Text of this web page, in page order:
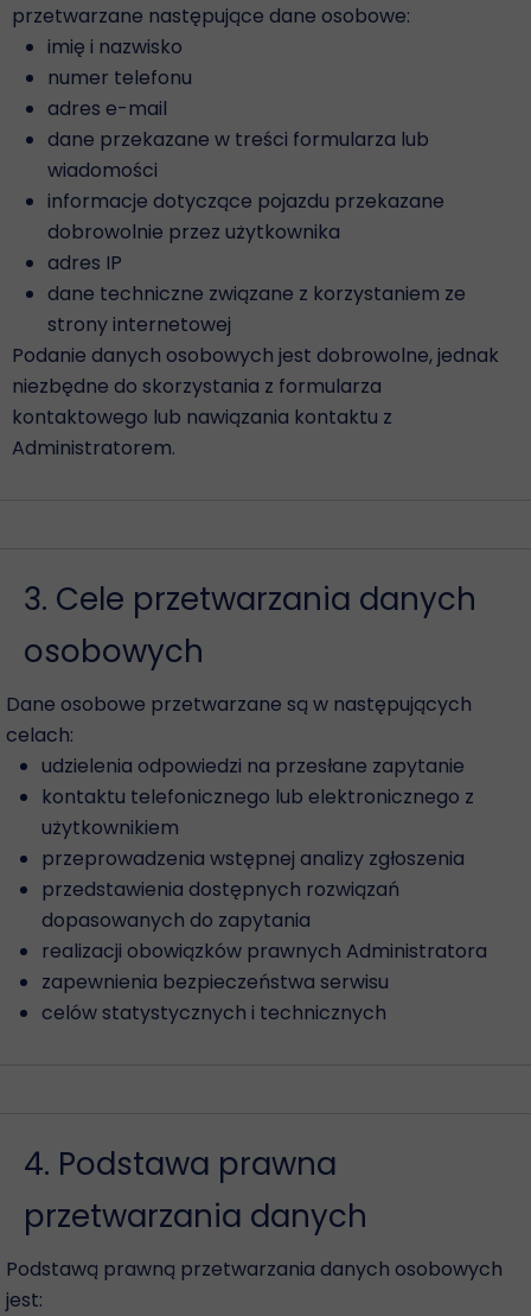
przetwarzane następujące dane osobowe:
imię i nazwisko
numer telefonu
adres e-mail
dane przekazane w treści formularza lub
wiadomości
informacje dotyczące pojazdu przekazane
dobrowolnie przez użytkownika
adres IP
dane techniczne związane z korzystaniem ze
strony internetowej
Podanie danych osobowych jest dobrowolne, jednak
niezbędne do skorzystania z formularza
kontaktowego lub nawiązania kontaktu z
Administratorem.
Podstawą prawną przetwarzania danych osobowych
jest:
4. Podstawa prawna
przetwarzania danych
Dane osobowe przetwarzane są w następujących
celach:
udzielenia odpowiedzi na przesłane zapytanie
kontaktu telefonicznego lub elektronicznego z
użytkownikiem
przeprowadzenia wstępnej analizy zgłoszenia
przedstawienia dostępnych rozwiązań
dopasowanych do zapytania
realizacji obowiązków prawnych Administratora
zapewnienia bezpieczeństwa serwisu
celów statystycznych i technicznych
3. Cele przetwarzania danych
osobowych